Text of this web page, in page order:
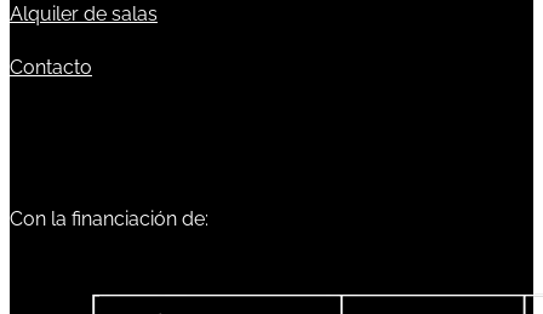
Alquiler de salas
Contacto
Con la financiación de: